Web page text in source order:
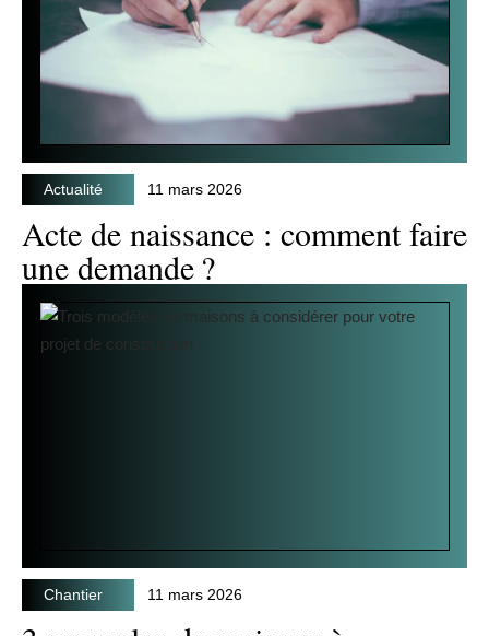
Actualité 11 mars 2026
Acte de naissance : comment faire
une demande ?
Chantier 11 mars 2026